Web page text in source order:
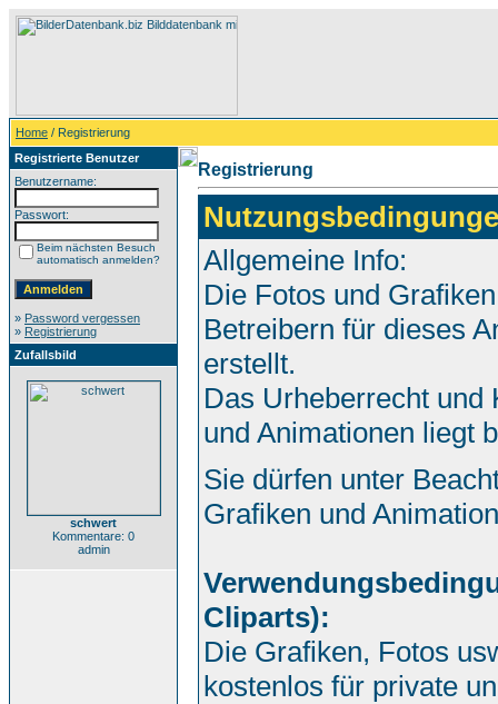
Home / Registrierung
Registrierte Benutzer
Benutzername:
Passwort:
Beim nächsten Besuch
automatisch anmelden?
» Password vergessen
» Registrierung
Zufallsbild
schwert
Kommentare: 0
admin
Registrierung
Allgemeine Info:
Die Fotos und
Betreibern für dieses
erstellt.
Das Urheberrecht und
und Animationen liegt
Sie dürfen unter
Grafiken und
Cliparts):
Die Grafiken, Fotos
kostenlos für private